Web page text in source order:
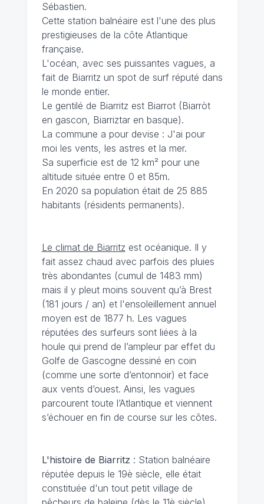
Sébastien.
Cette station balnéaire est l'une des plus
prestigieuses de la côte Atlantique
française.
L'océan, avec ses puissantes vagues, a
fait de Biarritz un spot de surf réputé dans
le monde entier.
Le gentilé de Biarritz est Biarrot (Biarròt
en gascon, Biarriztar en basque).
La commune a pour devise : J'ai pour
moi les vents, les astres et la mer.
Sa superficie est de 12 km² pour une
altitude située entre 0 et 85m.
En 2020 sa population était de 25 885
habitants (résidents permanents).
Le climat de Biarritz est océanique. Il y
fait assez chaud avec parfois des pluies
très abondantes (cumul de 1483 mm)
mais il y pleut moins souvent qu’à Brest
(181 jours / an) et l'ensoleillement annuel
moyen est de 1877 h. Les vagues
réputées des surfeurs sont liées à la
houle qui prend de l’ampleur par effet du
Golfe de Gascogne dessiné en coin
(comme une sorte d’entonnoir) et face
aux vents d’ouest. Ainsi, les vagues
parcourent toute l’Atlantique et viennent
s’échouer en fin de course sur les côtes.
L'histoire de Biarritz : Station balnéaire
réputée depuis le 19è siècle, elle était
constituée d'un tout petit village de